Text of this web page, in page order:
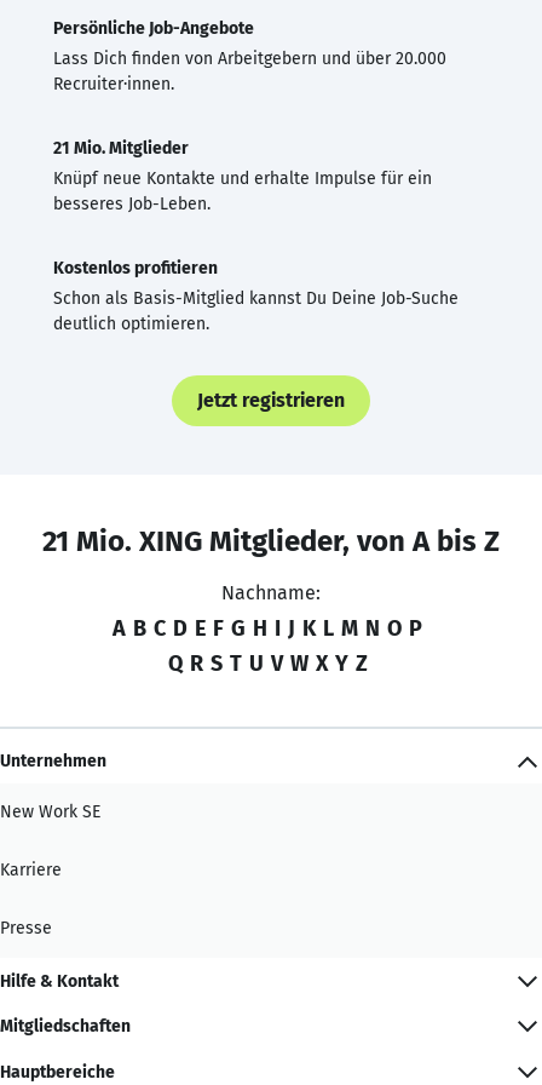
Persönliche Job-Angebote
Lass Dich finden von Arbeitgebern und über 20.000
Recruiter·innen.
21 Mio. Mitglieder
Knüpf neue Kontakte und erhalte Impulse für ein
besseres Job-Leben.
Kostenlos profitieren
Schon als Basis-Mitglied kannst Du Deine Job-Suche
deutlich optimieren.
Jetzt registrieren
21 Mio. XING Mitglieder, von A bis Z
Nachname:
A B C D E F G H I J K L M N O P
Q R S T U V W X Y Z
Unternehmen
New Work SE
Karriere
Presse
Hilfe & Kontakt
Mitgliedschaften
Hauptbereiche